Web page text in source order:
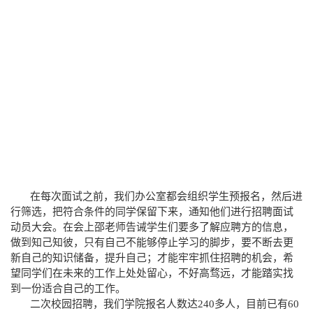
在每次面试之前，我们办公室都会组织学生预报名，然后进
行筛选，把符合条件的同学保留下来，通知他们进行招聘面试
动员大会。在会上邵老师告诫学生们要多了解应聘方的信息，
做到知己知彼，只有自己不能够停止学习的脚步，要不断去更
新自己的知识储备，提升自己；才能牢牢抓住招聘的机会，希
望同学们在未来的工作上处处留心，不好高骛远，才能踏实找
到一份适合自己的工作。
二次校园招聘，我们学院报名人数达240多人，目前已有60